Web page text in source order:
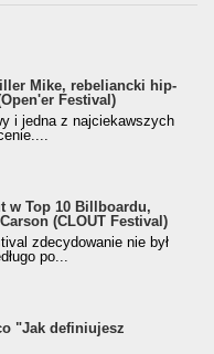
Mike, rebeliancki hip-
Festival)
i jedna z najciekawszych
w Top 10 Billboardu,
(CLOUT Festival)
zdecydowanie nie był
po...
"Jak definiujesz